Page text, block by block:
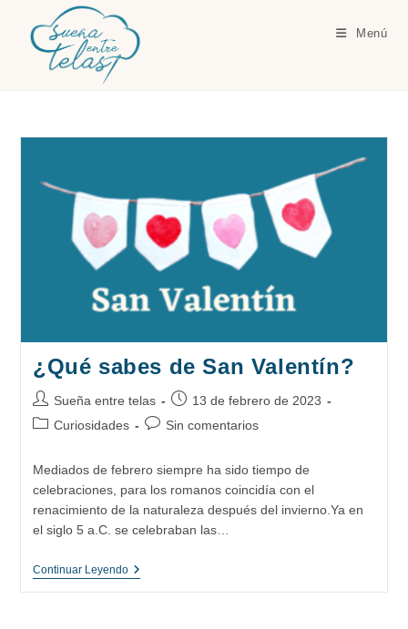
contenido
Menú
¿Qué sabes de San Valentín?
Autor
de
Sueña entre telas
Publicación
de
13 de febrero de 2023
Categoría
Curiosidades
Comentarios
entrada:
Sin comentarios
Mediados de febrero siempre ha sido tiempo de
celebraciones, para los romanos coincidía con el
renacimiento de la naturaleza después del invierno.Ya en
el siglo 5 a.C. se celebraban las…
Continuar Leyendo¿Qué